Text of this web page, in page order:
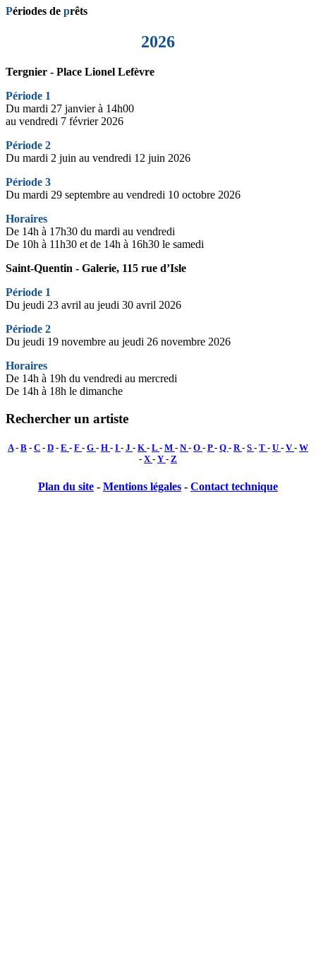
Périodes de prêts
2026
Tergnier - Place Lionel Lefèvre
Période 1
Du mardi 27 janvier à 14h00
au vendredi 7 février 2026
Période 2
Du mardi 2 juin au vendredi 12 juin 2026
Période 3
Du mardi 29 septembre au vendredi 10 octobre 2026
Horaires
De 14h à 17h30 du mardi au vendredi
De 10h à 11h30 et de 14h à 16h30 le samedi
Saint-Quentin - Galerie, 115 rue d’Isle
Période 1
Du jeudi 23 avril au jeudi 30 avril 2026
Période 2
Du jeudi 19 novembre au jeudi 26 novembre 2026
Horaires
De 14h à 19h du vendredi au mercredi
De 14h à 18h le dimanche
Rechercher un artiste
A- B - C - D - E - F - G - H - I - J - K - L - M - N- O - P- Q - R - S - T - U - V- W
- X - Y - Z
Plan du site - Mentions légales - Contact technique